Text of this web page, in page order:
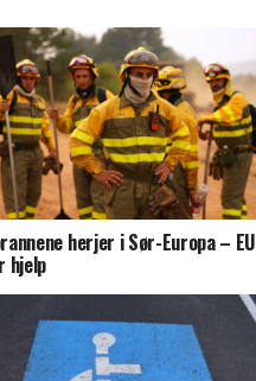
herjer i Sør-Europa – EU
hjelp